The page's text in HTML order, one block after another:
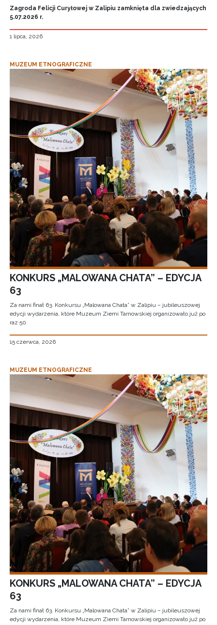
Zagroda Felicji Curyłowej w Zalipiu zamknięta dla zwiedzających
5.07.2026 r.
1 lipca, 2026
MUZEUM ETNOGRAFICZNE
KONKURS „MALOWANA CHATA” – EDYCJA
63
Za nami finał 63. Konkursu „Malowana Chata” w Zalipiu – jubileuszowej
edycji wydarzenia, które Muzeum Ziemi Tarnowskiej organizowało już po
raz 50.
15 czerwca, 2026
MUZEUM ETNOGRAFICZNE
KONKURS „MALOWANA CHATA” – EDYCJA
63
Za nami finał 63. Konkursu „Malowana Chata” w Zalipiu – jubileuszowej
edycji wydarzenia, które Muzeum Ziemi Tarnowskiej organizowało już po